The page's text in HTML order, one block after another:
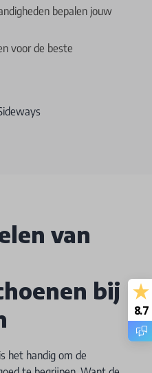
bepalen jouw
voor de beste
van
bij
het handig om de
8.7